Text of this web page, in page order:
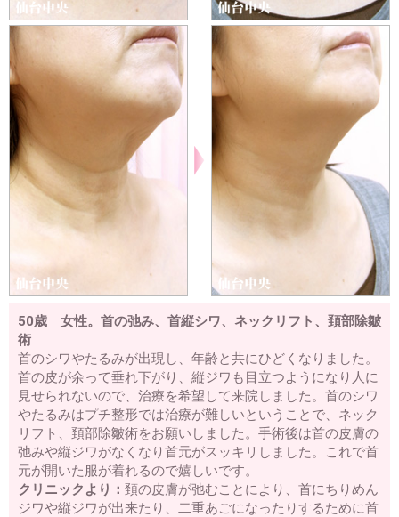
50歳 女性。首の弛み、首縦シワ、ネックリフト、頚部除皺
術
首のシワやたるみが出現し、年齢と共にひどくなりました。
首の皮が余って垂れ下がり、縦ジワも目立つようになり人に
見せられないので、治療を希望して来院しました。首のシワ
やたるみはプチ整形では治療が難しいということで、ネック
リフト、頚部除皺術をお願いしました。手術後は首の皮膚の
弛みや縦ジワがなくなり首元がスッキリしました。これで首
元が開いた服が着れるので嬉しいです。
クリニックより： 頚の皮膚が弛むことにより、首にちりめん
ジワや縦ジワが出来たり、二重あごになったりするために首